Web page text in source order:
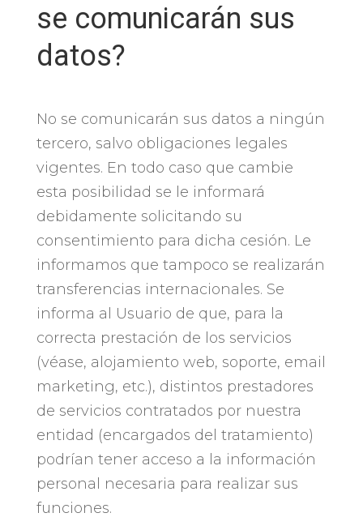
se comunicarán sus
datos?
No se comunicarán sus datos a ningún
tercero, salvo obligaciones legales
vigentes. En todo caso que cambie
esta posibilidad se le informará
debidamente solicitando su
consentimiento para dicha cesión. Le
informamos que tampoco se realizarán
transferencias internacionales. Se
informa al Usuario de que, para la
correcta prestación de los servicios
(véase, alojamiento web, soporte, email
marketing, etc.), distintos prestadores
de servicios contratados por nuestra
entidad (encargados del tratamiento)
podrían tener acceso a la información
personal necesaria para realizar sus
funciones.